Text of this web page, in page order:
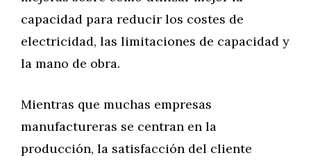
capacidad para reducir los costes de
electricidad, las limitaciones de capacidad y
la mano de obra.
Mientras que muchas empresas
manufactureras se centran en la
producción, la satisfacción del cliente